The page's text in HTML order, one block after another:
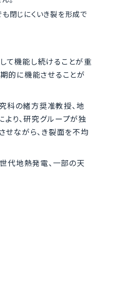
閉じにくいき裂を形成で
て機能し続けることが重
的に機能させることが
科の緒方奨准教授、地
より、研究グループが独
せながら、き裂面を不均
代地熱発電、一部の天